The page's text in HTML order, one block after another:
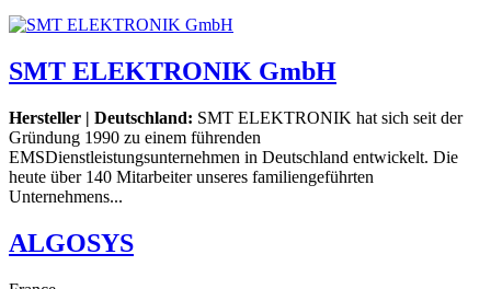
SMT ELEKTRONIK GmbH
Hersteller | Deutschland: SMT ELEKTRONIK hat sich seit der
Gründung 1990 zu einem führenden
EMSDienstleistungsunternehmen in Deutschland entwickelt. Die
heute über 140 Mitarbeiter unseres familiengeführten
Unternehmens...
ALGOSYS